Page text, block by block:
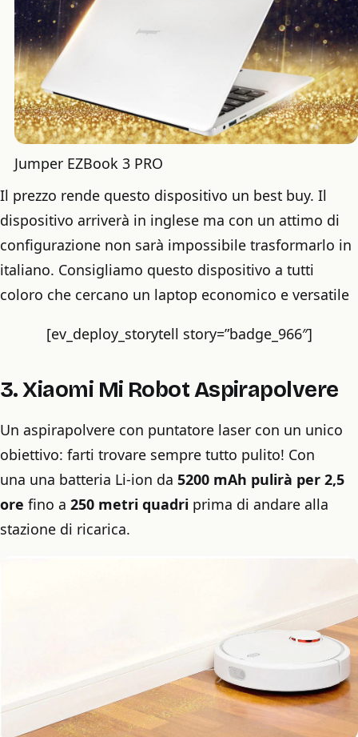
Jumper EZBook 3 PRO
Il prezzo rende questo dispositivo un best buy. Il
dispositivo arriverà in inglese ma con un attimo di
configurazione non sarà impossibile trasformarlo in
italiano. Consigliamo questo dispositivo a tutti
coloro che cercano un laptop economico e versatile
[ev_deploy_storytell story=”badge_966″]
3. Xiaomi Mi Robot Aspirapolvere
Un aspirapolvere con puntatore laser con un unico
obiettivo: farti trovare sempre tutto pulito! Con
una una batteria Li-ion da 5200 mAh pulirà per 2,5
ore fino a 250 metri quadri prima di andare alla
stazione di ricarica.